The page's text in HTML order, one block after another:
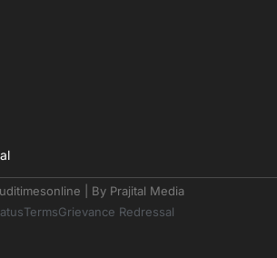
| By Prajital Media
TermsGrievance Redressal